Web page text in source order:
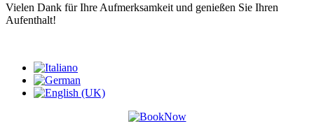
Vielen Dank für Ihre Aufmerksamkeit und genießen Sie Ihren
Aufenthalt!